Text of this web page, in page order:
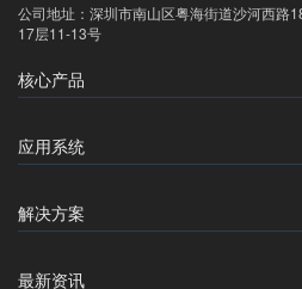
公司地址： 深圳市南山区粤海街道沙河西路
17层11-13号
核心产品
应用系统
解决方案
最新资讯